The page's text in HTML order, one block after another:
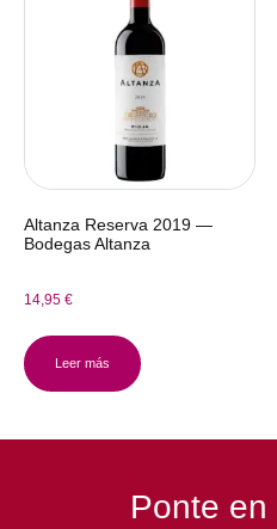
Altanza Reserva 2019 —
Bodegas Altanza
14,95 €
Leer más
Ponte